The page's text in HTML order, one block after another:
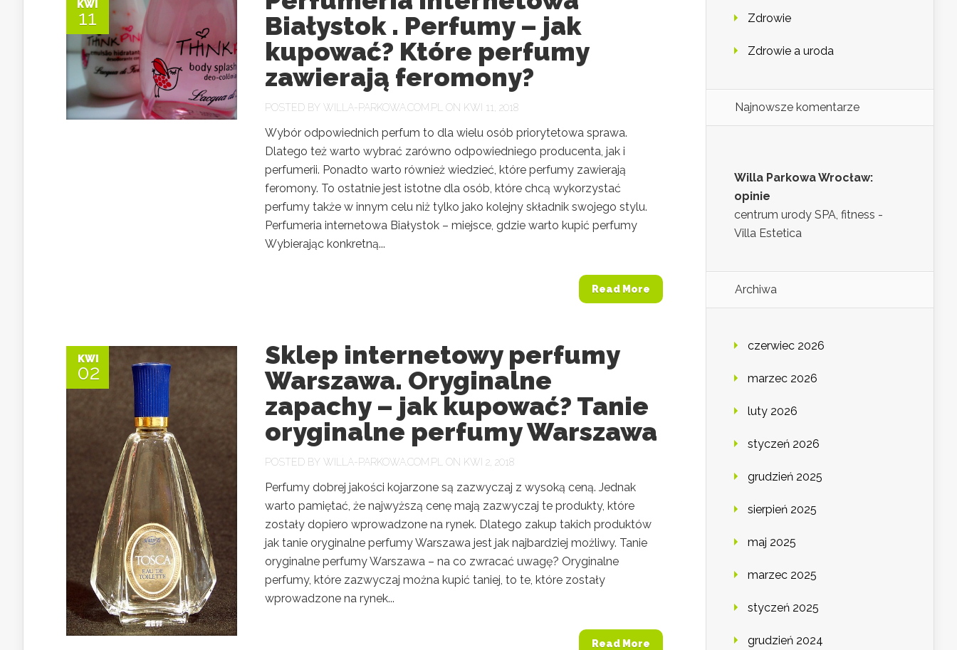
KWI
11
Białystok . Perfumy – jak
kupować? Które perfumy
zawierają feromony?
POSTED BY WILLA-PARKOWA.COM.PL ON KWI 11, 2018
Wybór odpowiednich perfum to dla wielu osób priorytetowa sprawa.
Dlatego też warto wybrać zarówno odpowiedniego producenta, jak i
perfumerii. Ponadto warto również wiedzieć, które perfumy zawierają
feromony. To ostatnie jest istotne dla osób, które chcą wykorzystać
perfumy także w innym celu niż tylko jako kolejny składnik swojego stylu.
Perfumeria internetowa Białystok – miejsce, gdzie warto kupić perfumy
Wybierając konkretną...
Read More
KWI
02
Sklep internetowy perfumy
Warszawa. Oryginalne
zapachy – jak kupować? Tanie
oryginalne perfumy Warszawa
POSTED BY WILLA-PARKOWA.COM.PL ON KWI 2, 2018
Perfumy dobrej jakości kojarzone są zazwyczaj z wysoką ceną. Jednak
warto pamiętać, że najwyższą cenę mają zazwyczaj te produkty, które
zostały dopiero wprowadzone na rynek. Dlatego zakup takich produktów
jak tanie oryginalne perfumy Warszawa jest jak najbardziej możliwy. Tanie
oryginalne perfumy Warszawa – na co zwracać uwagę? Oryginalne
perfumy, które zazwyczaj można kupić taniej, to te, które zostały
wprowadzone na rynek...
Read More
Zdrowie
Zdrowie a uroda
Najnowsze komentarze
Willa Parkowa Wrocław:
opinie
centrum urody SPA, fitness -
Villa Estetica
Archiwa
czerwiec 2026
marzec 2026
luty 2026
styczeń 2026
grudzień 2025
sierpień 2025
maj 2025
marzec 2025
styczeń 2025
grudzień 2024